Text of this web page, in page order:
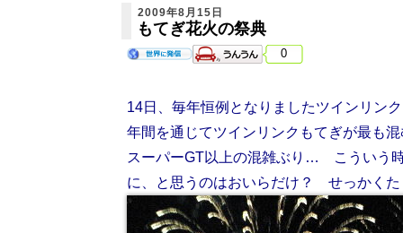
2009年8月15日
もてぎ花火の祭典
0
14日、毎年恒例となりましたツインリン
年間を通じてツインリンクもてぎが最も
スーパーGT以上の混雑ぶり… こういう
に、と思うのはおいらだけ？ せっかく